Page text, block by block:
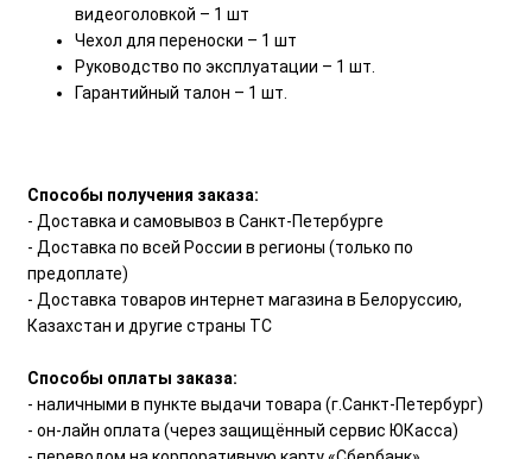
видеоголовкой – 1 шт
Чехол для переноски – 1 шт
Руководство по эксплуатации – 1 шт.
Гарантийный талон – 1 шт.
Способы получения заказа:
- Доставка и самовывоз в Санкт-Петербурге
- Доставка по всей России в регионы (только по
предоплате)
- Доставка товаров интернет магазина в Белоруссию,
Казахстан и другие страны ТС
Способы оплаты заказа:
- наличными в пункте выдачи товара (г.Санкт-Петербург)
- он-лайн оплата (через защищённый сервис ЮКасса)